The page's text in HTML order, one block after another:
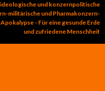
und konzernpolitische
militärische und Pharmakonzern-
- Für eine gesunde Erde
und zufriedene Menschheit